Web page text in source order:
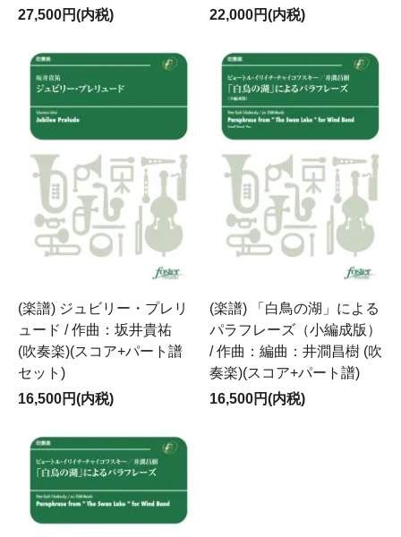
27,500円(内税)
22,000円(内税)
(楽譜) ジュビリー・プレリ
ュード / 作曲：坂井貴祐
(吹奏楽)(スコア+パート譜
セット)
16,500円(内税)
(楽譜) 「白鳥の湖」による
パラフレーズ（小編成版）
/ 作曲：編曲：井澗昌樹 (吹
奏楽)(スコア+パート譜)
16,500円(内税)